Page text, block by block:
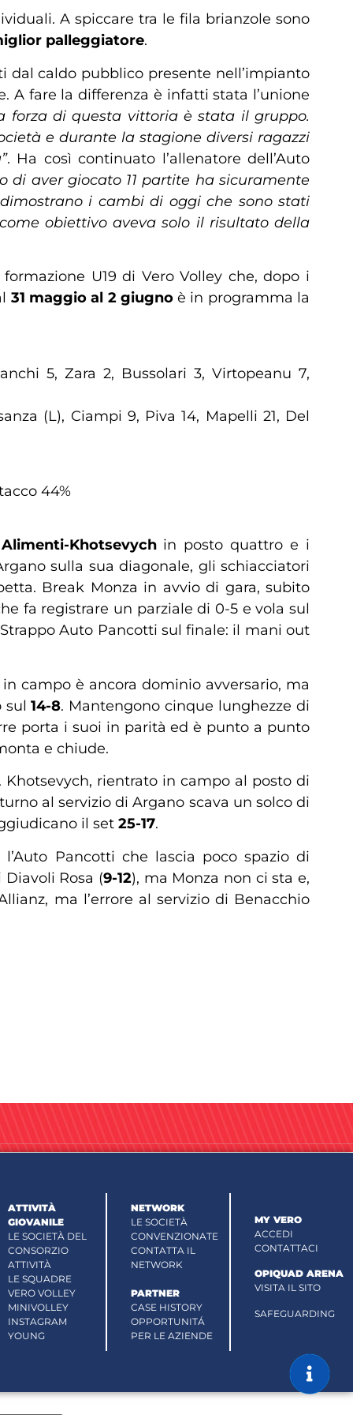
A spiccare tra le fila brianzole sono
palleggiatore.
dal caldo pubblico presente nell’impianto
fare la differenza è infatti stata l’unione
forza di questa vittoria è stata il gruppo.
e durante la stagione diversi ragazzi
. Ha così continuato l’allenatore dell’Auto
aver giocato 11 partite ha sicuramente
i cambi di oggi che sono stati
obiettivo aveva solo il risultato della
U19 di Vero Volley che, dopo i
31 maggio al 2 giugnoè in programma la
5, Zara 2, Bussolari 3, Virtopeanu 7,
(L), Ciampi 9, Piva 14, Mapelli 21, Del
44%
Alimenti-Khotsevychin posto quattro e i
sulla sua diagonale, gli schiacciatori
Break Monza in avvio di gara, subito
fa registrare un parziale di 0-5 e vola sul
Auto Pancotti sul finale: il mani out
campo è ancora dominio avversario, ma
sul14-8. Mantengono cinque lunghezze di
porta i suoi in parità ed è punto a punto
e chiude.
Khotsevych, rientrato in campo al posto di
al servizio di Argano scava un solco di
il set 25-17.
Pancotti che lascia poco spazio di
Rosa (9-12), ma Monza non ci sta e,
ma l’errore al servizio di Benacchio
ATTIVITÀ
GIOVANILE
LE SOCIETÀ DEL
CONSORZIO
ATTIVITÀ
LE SQUADRE
VERO VOLLEY
MINIVOLLEY
INSTAGRAM
YOUNG
NETWORK
LE SOCIETÀ
CONVENZIONATE
CONTATTA IL
NETWORK
PARTNER
CASE HISTORY
OPPORTUNITÁ
PER LE AZIENDE
MY VERO
ACCEDI
CONTATTACI
OPIQUAD ARENA
VISITA IL SITO
SAFEGUARDING